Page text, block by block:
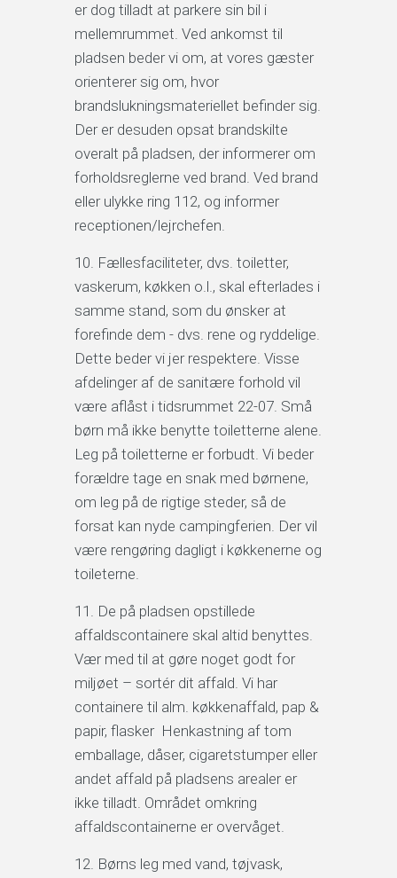
er dog tilladt at parkere sin bil i
mellemrummet. Ved ankomst til
pladsen beder vi om, at vores gæster
orienterer sig om, hvor
brandslukningsmateriellet befinder sig.
Der er desuden opsat brandskilte
overalt på pladsen, der informerer om
forholdsreglerne ved brand. Ved brand
eller ulykke ring 112, og informer
receptionen/lejrchefen.
Fællesfaciliteter, dvs. toiletter,
vaskerum, køkken o.l., skal efterlades i
samme stand, som du ønsker at
forefinde dem - dvs. rene og ryddelige.
Dette beder vi jer respektere. Visse
afdelinger af de sanitære forhold vil
være aflåst i tidsrummet 22-07. Små
børn må ikke benytte toiletterne alene.
Leg på toiletterne er forbudt. Vi beder
forældre tage en snak med børnene,
om leg på de rigtige steder, så de
forsat kan nyde campingferien. Der vil
være rengøring dagligt i køkkenerne og
toileterne.
De på pladsen opstillede
affaldscontainere skal altid benyttes.
Vær med til at gøre noget godt for
miljøet – sortér dit affald. Vi har
containere til alm. køkkenaffald, pap &
papir, flasker Henkastning af tom
emballage, dåser, cigaretstumper eller
andet affald på pladsens arealer er
ikke tilladt. Området omkring
affaldscontainerne er overvåget.
Børns leg med vand, tøjvask,